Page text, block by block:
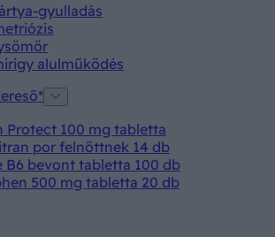
gyulladás
alulműködés
Protect 100 mg tabletta
por felnőttnek 14 db
B6 bevont tabletta 100 db
500 mg tabletta 20 db